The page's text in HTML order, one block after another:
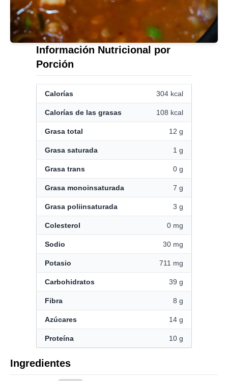
Información Nutricional por
Porción
Calorías 304 kcal
Calorías de las grasas 108 kcal
Grasa total 12 g
Grasa saturada 1 g
Grasa trans 0 g
Grasa monoinsaturada 7 g
Grasa poliinsaturada 3 g
Colesterol 0 mg
Sodio 30 mg
Potasio 711 mg
Carbohidratos 39 g
Fibra 8 g
Azúcares 14 g
Proteína 10 g
Ingredientes